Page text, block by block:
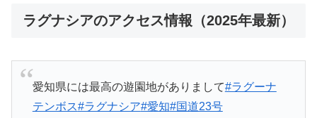
ラグナシアのアクセス情報（2025年最新）
愛知県には最高の遊園地がありまして#ラグーナ
テンボス#ラグナシア#愛知#国道23号